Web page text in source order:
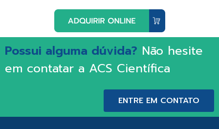
Possui alguma dúvida? Não hesite
em contatar a ACS Científica
ENTRE EM CONTATO